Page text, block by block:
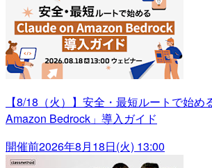
【8/18（火）】安全・最短ルートで始め
Amazon Bedrock」導入ガイド
開催前2026年8月18日(火) 13:00